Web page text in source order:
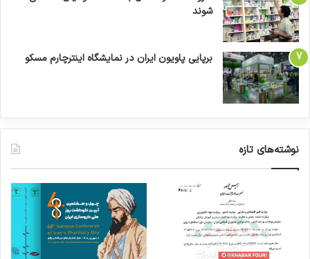
شوند
برپایی پاویون ایران در نمایشگاه اینترچارم مسکو
نوشته‌های تازه